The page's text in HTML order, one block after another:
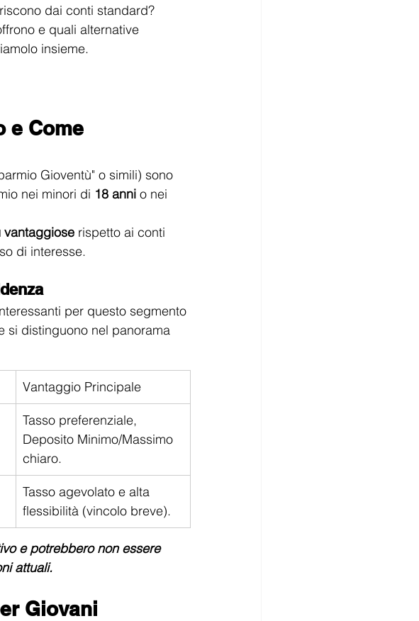
dai conti standard?
e quali alternative
insieme.
e Come
Gioventù" o simili) sono
nei minori di 18 anni o nei
vantaggiose rispetto ai conti
di interesse.
per questo segmento
si distinguono nel panorama
Vantaggio Principale
Tasso preferenziale,
Deposito Minimo/Massimo
chiaro.
Tasso agevolato e alta
flessibilità (vincolo breve).
e potrebbero non essere
attuali.
Giovani